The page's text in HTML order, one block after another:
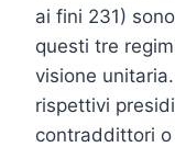
ai fini 231)
questi tre
visione
rispettivi
contraddittori